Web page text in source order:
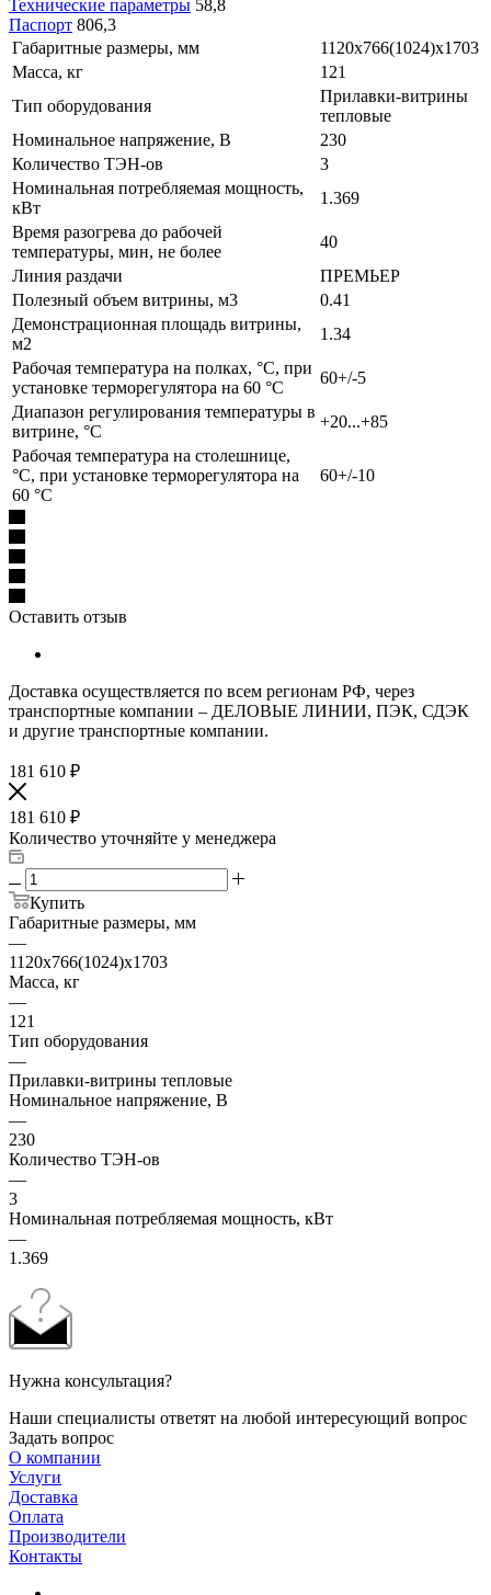
Технические параметры 58,8
Паспорт 806,3
Габаритные размеры, мм
1120x766(1024)x1703
Масса, кг
121
Тип оборудования
Прилавки-витрины
тепловые
Номинальное напряжение, В
230
Количество ТЭН-ов
3
Номинальная потребляемая мощность,
кВт
1.369
Время разогрева до рабочей
температуры, мин, не более
40
Линия раздачи
ПРЕМЬЕР
Полезный объем витрины, м3
0.41
Демонстрационная площадь витрины,
м2
1.34
Рабочая температура на полках, °С, при
установке терморегулятора на 60 °С
60+/-5
Диапазон регулирования температуры в
витрине, °С
+20...+85
Рабочая температура на столешнице,
°С, при установке терморегулятора на
60 °С
60+/-10
Оставить отзыв
Доставка осуществляется по всем регионам РФ, через
транспортные компании – ДЕЛОВЫЕ ЛИНИИ, ПЭК, СДЭК
и другие транспортные компании.
181 610 ₽
181 610 ₽
Количество уточняйте у менеджера
Купить
Габаритные размеры, мм
—
1120x766(1024)x1703
Масса, кг
—
121
Тип оборудования
—
Прилавки-витрины тепловые
Номинальное напряжение, В
—
230
Количество ТЭН-ов
—
3
Номинальная потребляемая мощность, кВт
—
1.369
Нужна консультация?
Наши специалисты ответят на любой интересующий вопрос
Задать вопрос
О компании
Услуги
Доставка
Оплата
Производители
Контакты